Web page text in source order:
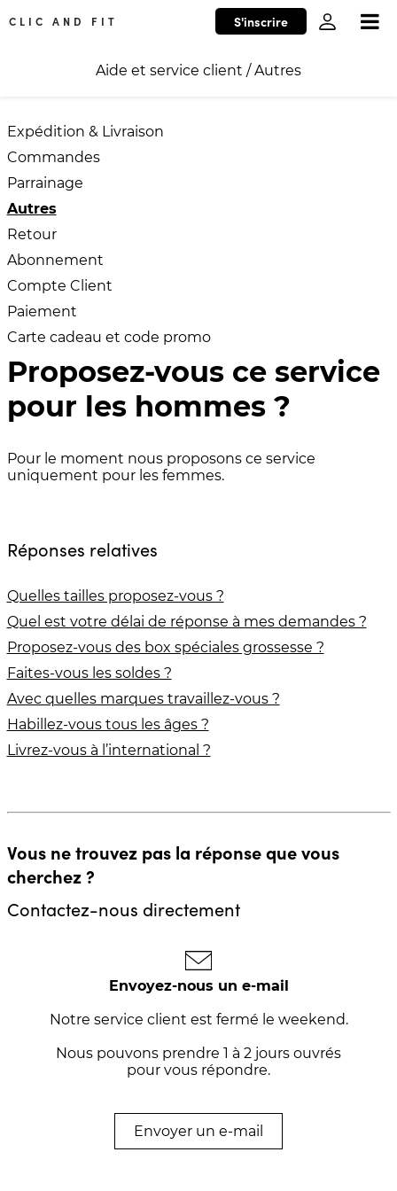
CLIC AND FIT S'inscrire
Aide et service client /Autres
Expédition & Livraison
Commandes
Parrainage
Autres
Retour
Abonnement
Compte Client
Paiement
Carte cadeau et code promo
Proposez-vous ce service
pour les hommes ?
Pour le moment nous proposons ce service
uniquement pour les femmes.
Réponses relatives
Quelles tailles proposez-vous ?
Quel est votre délai de réponse à mes demandes ?
Proposez-vous des box spéciales grossesse ?
Faites-vous les soldes ?
Avec quelles marques travaillez-vous ?
Habillez-vous tous les âges ?
Livrez-vous à l’international ?
Vous ne trouvez pas la réponse que vous
cherchez ?
Contactez-nous directement
Envoyez-nous un e-mail
Notre service client est fermé le weekend.
Nous pouvons prendre 1 à 2 jours ouvrés
pour vous répondre.
Envoyer un e-mail